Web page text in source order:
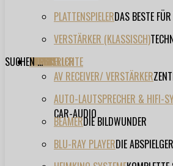
PLATTENSPIELERDAS BESTE
VERSTÄRKER (KLASSISCH)
TESTBERICHTE
AV RECEIVER/ VERSTÄRKER
AUTO-LAUTSPRECHER & HIFI-
CAR-AUDIO
BEAMERDIE BILDWUNDER
BLU-RAY PLAYERDIE
FORUM
FILME
VIDEOS
HERSTELLER
EVENT
SUCHEN ...